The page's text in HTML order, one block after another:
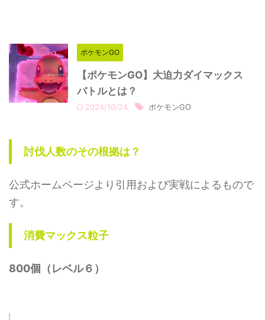
ポケモンGO
【ポケモンGO】大迫力ダイマックス
バトルとは？
2024/10/24 ポケモンGO
討伐人数のその根拠は？
公式ホームページより引用および実戦によるもので
す。
消費マックス粒子
800個（レベル６）